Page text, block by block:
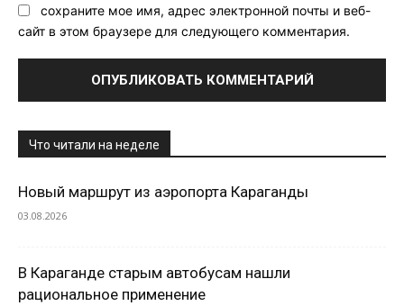
сохраните мое имя, адрес электронной почты и веб-
сайт в этом браузере для следующего комментария.
Что читали на неделе
Новый маршрут из аэропорта Караганды
03.08.2026
В Караганде старым автобусам нашли
рациональное применение